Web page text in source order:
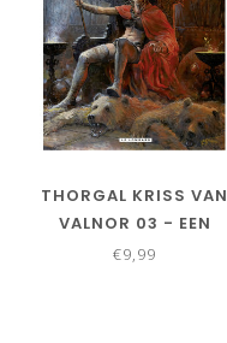
THORGAL KRISS VAN
VALNOR 03 - EEN
KONINGIN WAARDIG
€9,99